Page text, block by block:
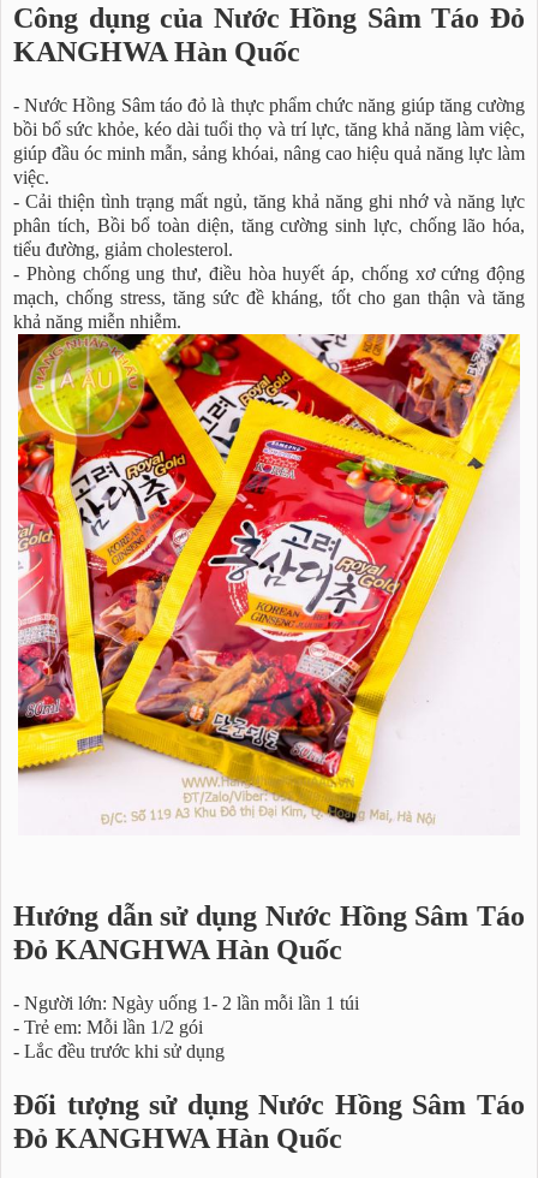
Công dụng của Nước Hồng Sâm Táo Đỏ
KANGHWA Hàn Quốc
- Nước Hồng Sâm táo đỏ là thực phẩm chức năng giúp tăng cường
bồi bổ sức khỏe, kéo dài tuổi thọ và trí lực, tăng khả năng làm việc,
giúp đầu óc minh mẫn, sảng khóai, nâng cao hiệu quả năng lực làm
việc.
- Cải thiện tình trạng mất ngủ, tăng khả năng ghi nhớ và năng lực
phân tích, Bồi bổ toàn diện, tăng cường sinh lực, chống lão hóa,
tiểu đường, giảm cholesterol.
- Phòng chống ung thư, điều hòa huyết áp, chống xơ cứng động
mạch, chống stress, tăng sức đề kháng, tốt cho gan thận và tăng
khả năng miễn nhiễm.
Hướng dẫn sử dụng Nước Hồng Sâm Táo
Đỏ KANGHWA Hàn Quốc
- Người lớn: Ngày uống 1- 2 lần mỗi lần 1 túi
- Trẻ em: Mỗi lần 1/2 gói
- Lắc đều trước khi sử dụng
Đối tượng sử dụng Nước Hồng Sâm Táo
Đỏ KANGHWA Hàn Quốc